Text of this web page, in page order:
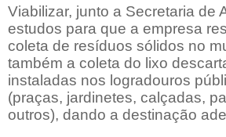
Viabilizar, junto a Secretaria de
estudos para que a empresa
coleta de resíduos sólidos no
também a coleta do lixo
instaladas nos logradouros
(praças, jardinetes, calçadas,
outros), dando a destinação